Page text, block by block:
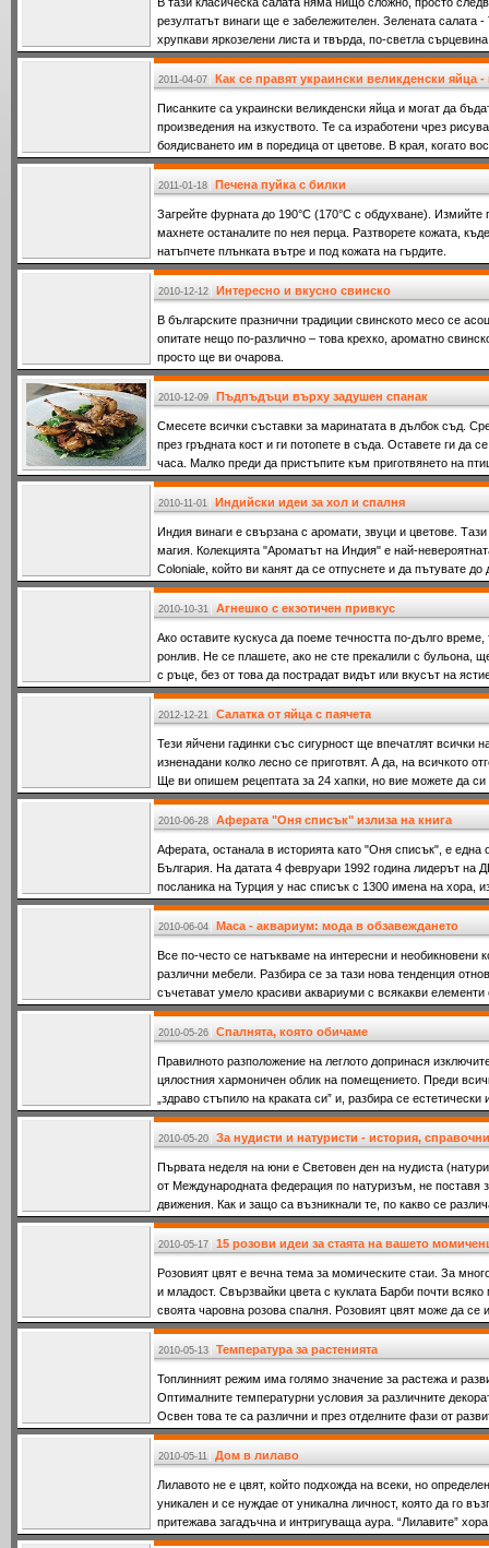
резултатът винаги ще е забележителен. Зелената салата
хрупкави яркозелени листа и твърда, по-светла
марули.
2011-04-07 Как се правят украински великденски яйца
Писанките са украински великденски яйца и могат да
произведения на изкуството. Те са изработени чрез
боядисването им в поредица от цветове. В края, когато
изключителните моде
2011-01-18 Печена пуйка с билки
Загрейте фурната до 190°С (170°С с обдухване). Измийте
махнете останалите по нея перца. Разтворете кожата,
натъпчете плънката вътре и под кожата на гърдите.
2010-12-12 Интересно и вкусно свинско
В българските празнични традиции свинското месо се
опитате нещо по-различно – това крехко, ароматно
просто ще ви очарова.
2010-12-09 Пъдпъдъци върху задушен спанак
Смесете всички съставки за маринатата в дълбок съд.
през гръдната кост и ги потопете в съда. Оставете ги да
часа. Малко преди да пристъпите към приготвянето на
2010-11-01 Индийски идеи за хол и спалня
Индия винаги е свързана с аромати, звуци и цветове.
магия. Колекцията "Ароматът на Индия" е най-
Coloniale, който ви канят да се отпуснете и да пътувате
2010-10-31 Агнешко с екзотичен привкус
Ако оставите кускуса да поеме течността по-дълго
ронлив. Не се плашете, ако не сте прекалили с бульона,
с ръце, без от това да пострадат видът или вкусът на
2012-12-21 Салатка от яйца с паячета
Тези яйчени гадинки със сигурност ще впечатлят всички
изненадани колко лесно се приготвят. А да, на всичкото
Ще ви опишем рецептата за 24 хапки, но вие можете да си
2010-06-28 Аферата "Оня списък" излиза на книга
Аферата, останала в историята като "Оня списък", е една
България. На датата 4 февруари 1992 година лидерът на
посланика на Турция у нас списък с 1300 имена на хора,
2010-06-04 Маса - аквариум: мода в обзавеждането
Все по-често се натъкваме на интересни и необикновени
различни мебели. Разбира се за тази нова тенденция
съчетават умело красиви аквариуми с всякакви елементи
2010-05-26 Спалнята, която обичаме
Правилното разположение на леглото допринася
цялостния хармоничен облик на помещението. Преди
„здраво стъпило на краката си” и, разбира се естетически
2010-05-20 За нудисти и натуристи - история,
Първата неделя на юни е Световен ден на нудиста
от Международната федерация по натуризъм, не поставя
движения. Как и защо са възникнали те, по какво се
2010-05-17 15 розови идеи за стаята на вашето
Розовият цвят е вечна тема за момическите стаи. За
и младост. Свързвайки цвета с куклата Барби почти
своята чаровна розова спалня. Розовият цвят може да се
традиционните с
2010-05-13 Температура за растенията
Топлинният режим има голямо значение за растежа и
Оптималните температурни условия за различните
Освен това те са различни и през отделните фази от
2010-05-11 Дом в лилаво
Лилавото не е цвят, който подхожда на всеки, но
уникален и се нуждае от уникална личност, която да го
притежава загадъчна и интригуваща аура. “Лилавите”